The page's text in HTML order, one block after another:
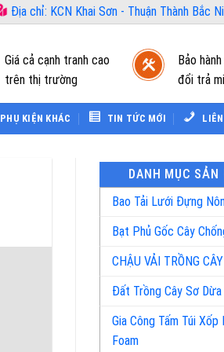
Địa chỉ: KCN Khai Sơn - Thuận Thành Bắc
Giá cả cạnh tranh cao
trên thị trường
Bảo
đổi trả
PHỤ KIỆN KHÁC TIN TỨC MỚI
DANH MỤC SẢN
Bao Tải Lưới Đựng
Bạt Phủ Gốc Cây
CHẬU VẢI TRỒNG CÂY
Đất Trồng Cây Sơ Dừa
Gia Công Tấm Túi
Foam